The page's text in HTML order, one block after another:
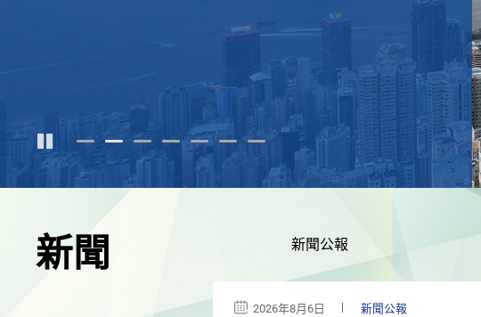
新聞 新聞公報
2026年8月6日 新聞公報